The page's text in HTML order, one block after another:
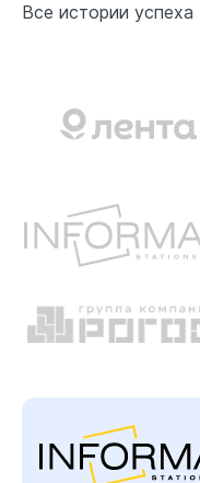
Все истории успеха